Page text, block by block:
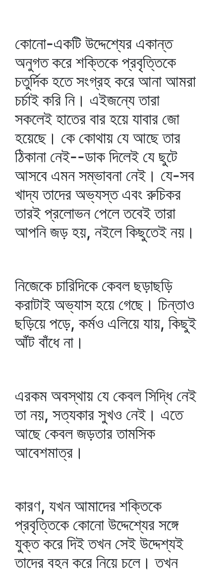
কোনো-একটি উদ্দেশ্যের একান্ত
অনুগত করে শক্তিকে প্রবৃত্তিকে
চতুর্দিক হতে সংগ্রহ করে আনা আমরা
চর্চাই করি নি। এইজন্যে তারা
সকলেই হাতের বার হয়ে যাবার জো
হয়েছে। কে কোথায় যে আছে তার
ঠিকানা নেই--ডাক দিলেই যে ছুটে
আসবে এমন সম্ভাবনা নেই। যে-সব
খাদ্য তাদের অভ্যস্ত এবং রুচিকর
তারই প্রলোভন পেলে তবেই তারা
আপনি জড় হয়, নইলে কিছুতেই নয়।
নিজেকে চারিদিকে কেবল ছড়াছড়ি
করাটাই অভ্যাস হয়ে গেছে। চিন্তাও
ছড়িয়ে পড়ে, কর্মও এলিয়ে যায়, কিছুই
আঁট বাঁধে না।
এরকম অবস্থায় যে কেবল সিদ্ধি নেই
তা নয়, সত্যকার সুখও নেই। এতে
আছে কেবল জড়তার তামসিক
আবেশমাত্র।
কারণ, যখন আমাদের শক্তিকে
প্রবৃত্তিকে কোনো উদ্দেশ্যের সঙ্গে
যুক্ত করে দিই তখন সেই উদ্দেশ্যই
তাদের বহন করে নিয়ে চলে। তখন